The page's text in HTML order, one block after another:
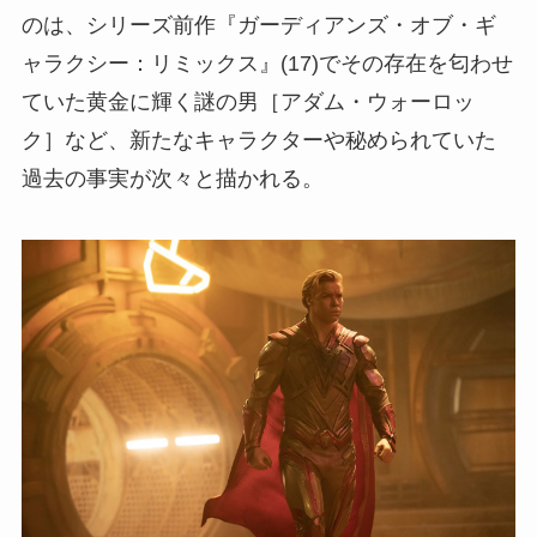
のは、シリーズ前作『ガーディアンズ・オブ・ギ
ャラクシー：リミックス』(17)でその存在を匂わせ
ていた黄金に輝く謎の男［アダム・ウォーロッ
ク］など、新たなキャラクターや秘められていた
過去の事実が次々と描かれる。